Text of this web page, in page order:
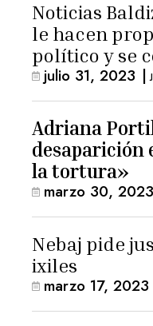
Noticias
le hacen
político y se
hombre de
Giammattei
julio 31, 2023 |
Adriana
desaparición
la tortura»
marzo 30, 2023
Nebaj pide
ixiles
marzo 17, 2023